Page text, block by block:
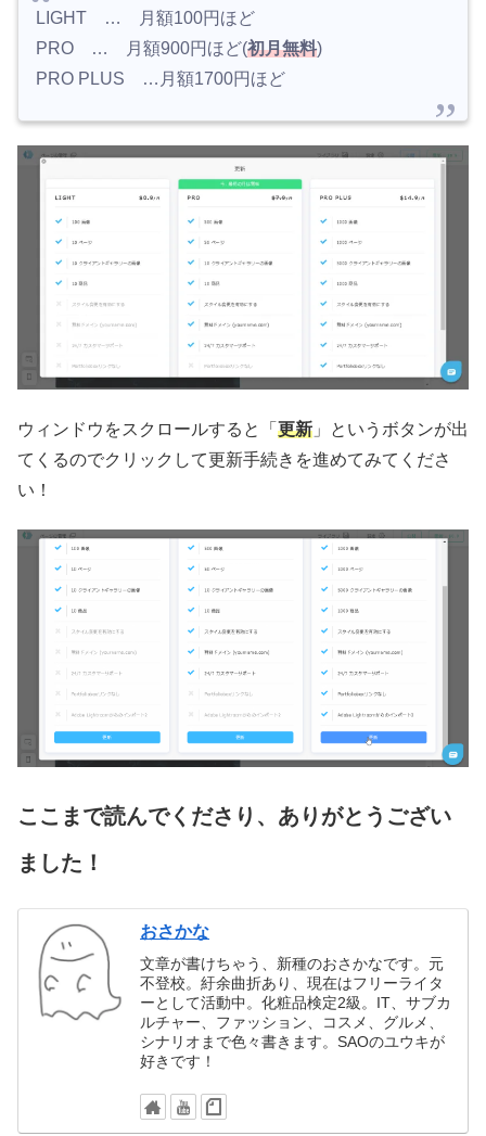
LIGHT … 月額100円ほど
PRO … 月額900円ほど(初月無料)
PRO PLUS …月額1700円ほど
ウィンドウをスクロールすると「 更新 」というボタンが出
てくるのでクリックして更新手続きを進めてみてくださ
い！
ここまで読んでくださり、ありがとうござい
ました！
おさかな
文章が書けちゃう、新種のおさかなです。元
不登校。紆余曲折あり、現在はフリーライタ
ーとして活動中。化粧品検定2級。IT、サブカ
ルチャー、ファッション、コスメ、グルメ、
シナリオまで色々書きます。SAOのユウキが
好きです！